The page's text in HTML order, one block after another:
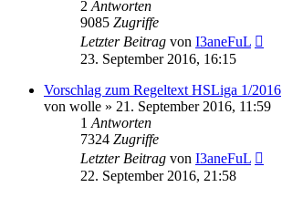
2 Antworten
9085 Zugriffe
Letzter Beitrag von I3aneFuL
23. September 2016, 16:15
Vorschlag zum Regeltext HSLiga 1/2016
von wolle » 21. September 2016, 11:59
1 Antworten
7324 Zugriffe
Letzter Beitrag von I3aneFuL
22. September 2016, 21:58